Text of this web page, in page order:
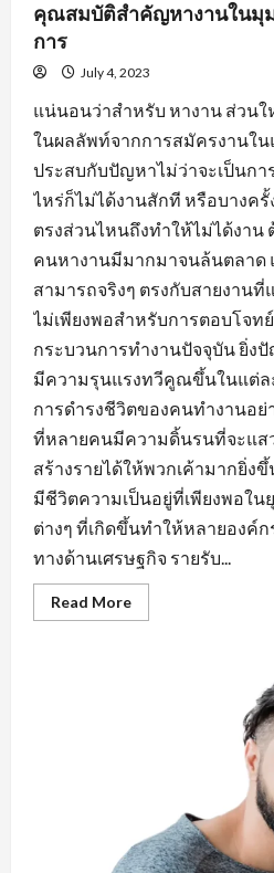
คุณสมบัติสำคัญหางานในมุ
การ
July 4, 2023
แน่นอนว่าสำหรับ หางาน ส่วน
ในผลลัพท์จากการสมัครงานใ
ประสบกับปัญหาไม่ว่าจะเป็นกา
ไหร่ก็ไม่ได้งานสักที หรือบางค
ตรงส่วนไหนถึงทำให้ไม่ได้งาน
คนหางานมีมากมาจนล้นตลาด
สามารถจริงๆ ตรงกับสายงาน
ไม่เพียงพอสำหรับการตอบโจท
กระบวนการทำงานปัจจุบัน ยิ่ง
มีความรุนแรงทวีคูณขึ้นในแต่ล
การดำรงชีวิตของคนทำงานอย่
ที่หลายคนมีความดิ้นรนที่จะแส
สร้างรายได้ให้พวกเค้ามากยิ่ง
มีชีวิตความเป็นอยู่ที่เพียงพอใ
ต่างๆ ที่เกิดขึ้นทำให้หลายองค์
ทางด้านเศรษฐกิจ รายรับ...
Read MoreRead
more